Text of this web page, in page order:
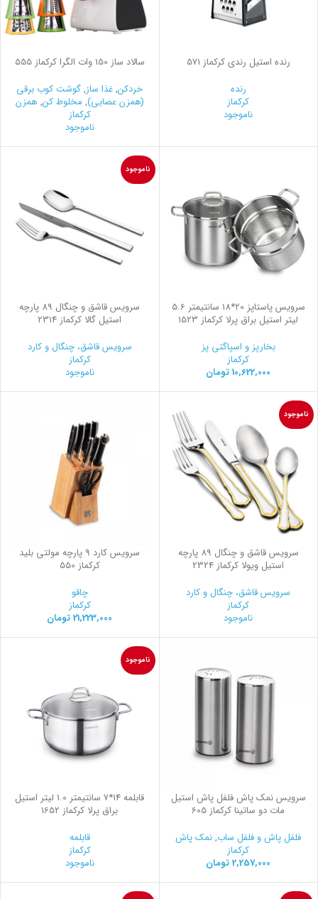
رنده استیل رندي کرکماز 571
رنده
کرکماز
ناموجود
سالاد ساز 150 وات الگرا کرکماز 555
خردکن,غذا ساز,گوشت کوب برقی
(همزن عصایی), مخلوط کن, همزن
کرکماز
ناموجود
سرویس پاستاپز 20*18 سانتیمتر 5.6
لیتر استیل براق پرلا کرکماز 1523
بخارپز و اسپاگتی پز
کرکماز
10,622,000 تومان
ناموجود
سرویس قاشق و چنگال 89 پارچه
استیل گالا کرکماز 2314
سرویس قاشق، چنگال و کارد
کرکماز
ناموجود
ناموجود
سرویس قاشق و چنگال 89 پارچه
استیل ویولا کرکماز 2324
سرویس قاشق، چنگال و کارد
کرکماز
ناموجود
سرویس کارد 9 پارچه مولتی بلید
کرکماز 550
چاقو
کرکماز
21,223,000 تومان
سرویس نمک پاش فلفل پاش استیل
مات دو ساتینا کرکماز 605
فلفل پاش و فلفل ساب,نمک پاش
کرکماز
2,257,000 تومان
ناموجود
قابلمه 14*7 سانتیمتر 1.0 لیتر استیل
براق پرلا کرکماز 1652
قابلمه
کرکماز
ناموجود